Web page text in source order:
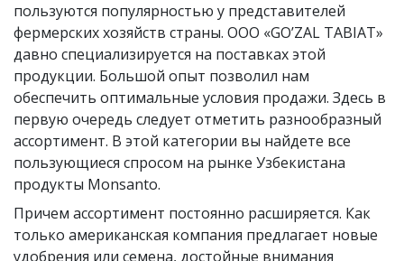
пользуются популярностью у представителей
фермерских хозяйств страны. OOO «GO’ZAL TABIAT»
давно специализируется на поставках этой
продукции. Большой опыт позволил нам
обеспечить оптимальные условия продажи. Здесь в
первую очередь следует отметить разнообразный
ассортимент. В этой категории вы найдете все
пользующиеся спросом на рынке Узбекистана
продукты Monsanto.
Причем ассортимент постоянно расширяется. Как
только американская компания предлагает новые
удобрения или семена, достойные внимания